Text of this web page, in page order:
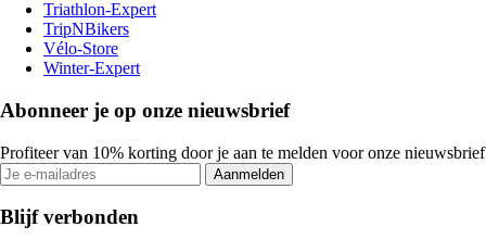
Triathlon-Expert
TripNBikers
Vélo-Store
Winter-Expert
Abonneer je op onze nieuwsbrief
Profiteer van 10% korting door je aan te melden voor onze nieuwsbrief
Aanmelden
Blijf verbonden